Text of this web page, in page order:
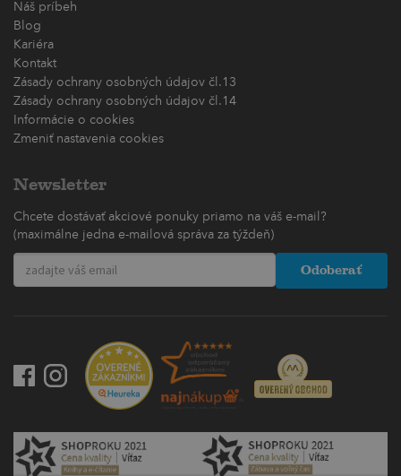
Náš príbeh
Blog
Kariéra
Kontakt
Zásady ochrany osobných údajov čl.13
Zásady ochrany osobných údajov čl.14
Informácie o cookies
Zmeniť nastavenia cookies
Newsletter
Chcete dostávať akciové ponuky priamo na váš e-mail?
(maximálne jedna e-mailová správa za týždeň)
Odoberať